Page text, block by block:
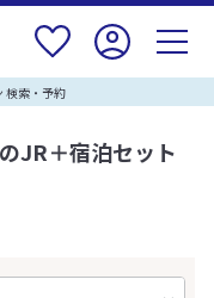
検索・予約
JR＋宿泊セット